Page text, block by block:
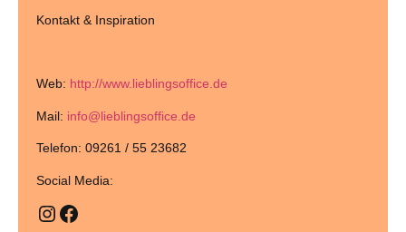
Kontakt & Inspiration
Web: http://www.lieblingsoffice.de
Mail: info@lieblingsoffice.de
Telefon: 09261 / 55 23682
Social Media: